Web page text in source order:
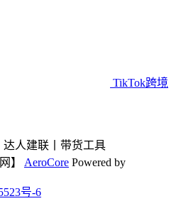
TikTok跨境
人建联丨带货工具
】 AeroCore Powered by
号-6